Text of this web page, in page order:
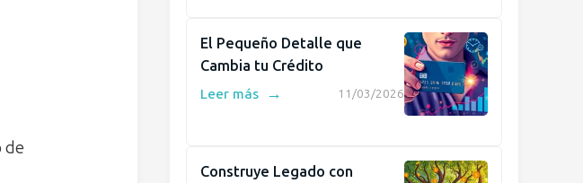
de
El Pequeño Detalle que
Cambia tu Crédito
11/03/2026
Leer más →
Construye Legado con